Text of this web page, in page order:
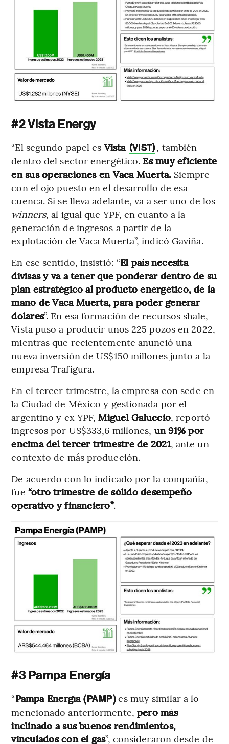
#2 Vista Energy
“El segundo papel esVista (VIST), también
dentro del sector energético. Es muy eficiente
en sus operaciones en Vaca Muerta. Siempre
con el ojo puesto en el desarrollo de esa
cuenca. Si se lleva adelante, va a ser uno de los
winners, al igual que YPF, en cuanto a la
generación de ingresos a partir de la
explotación de Vaca Muerta”, indicó Gaviña.
En ese sentido, insistió: “El país necesita
divisas y va a tener que ponderar dentro de su
plan estratégico al producto energético, de la
mano de Vaca Muerta, para poder generar
dólares”. En esa formación de recursos shale,
Vista puso a producir unos 225 pozos en 2022,
mientras que recientemente anunció una
nueva inversión de US$150 millones junto a la
empresa Trafigura.
En el tercer trimestre, la empresa con sede en
la Ciudad de México y gestionada por el
argentino y ex YPF,Miguel Galuccio, reportó
ingresos por US$333,6 millones, un 91% por
encima del tercer trimestre de 2021, ante un
contexto de más producción.
De acuerdo con lo indicado por la compañía,
fue “otro trimestre de sólido desempeño
operativo y financiero”.
#3 Pampa Energía
“Pampa Energía (PAMP)es muy similar a lo
mencionado anteriormente, pero más
inclinado a sus buenos rendimientos,
vinculados con el gas”, consideraron desde de